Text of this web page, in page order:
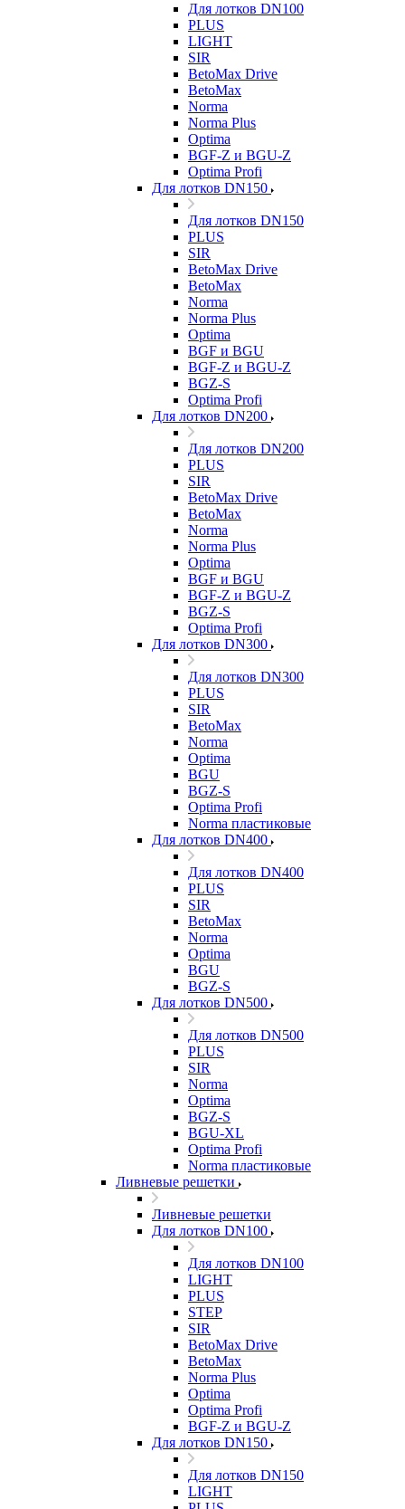
Для лотков DN100
PLUS
LIGHT
SIR
BetoMax Drive
BetoMax
Norma
Norma Plus
Optima
BGF-Z и BGU-Z
Optima Profi
Для лотков DN150
Для лотков DN150
PLUS
SIR
BetoMax Drive
BetoMax
Norma
Norma Plus
Optima
BGF и BGU
BGF-Z и BGU-Z
BGZ-S
Optima Profi
Для лотков DN200
Для лотков DN200
PLUS
SIR
BetoMax Drive
BetoMax
Norma
Norma Plus
Optima
BGF и BGU
BGF-Z и BGU-Z
BGZ-S
Optima Profi
Для лотков DN300
Для лотков DN300
PLUS
SIR
BetoMax
Norma
Optima
BGU
BGZ-S
Optima Profi
Norma пластиковые
Для лотков DN400
Для лотков DN400
PLUS
SIR
BetoMax
Norma
Optima
BGU
BGZ-S
Для лотков DN500
Для лотков DN500
PLUS
SIR
Norma
Optima
BGZ-S
BGU-XL
Optima Profi
Norma пластиковые
Ливневые решетки
Ливневые решетки
Для лотков DN100
Для лотков DN100
LIGHT
PLUS
STEP
SIR
BetoMax Drive
BetoMax
Norma Plus
Optima
Optima Profi
BGF-Z и BGU-Z
Для лотков DN150
Для лотков DN150
LIGHT